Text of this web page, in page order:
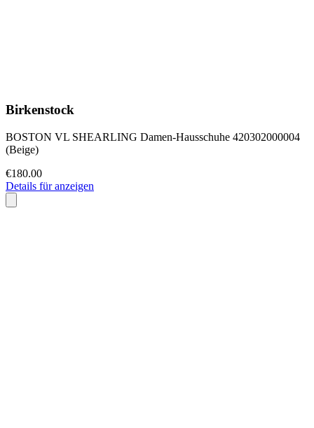
Birkenstock
BOSTON VL SHEARLING Damen-Hausschuhe 420302000004
(Beige)
€180.00
Details für anzeigen